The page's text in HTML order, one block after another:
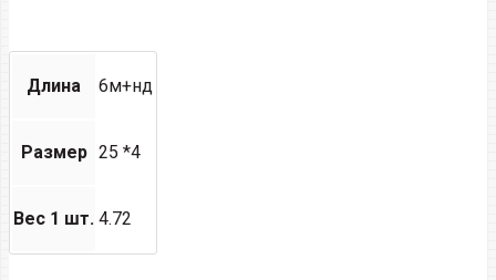
Длина 6м+нд
Размер 25 *4
Вес 1 шт. 4.72